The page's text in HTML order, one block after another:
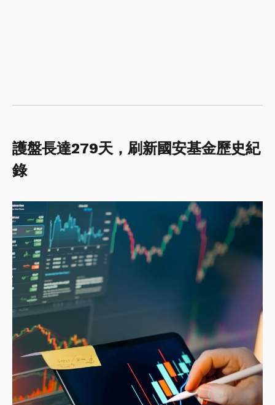
護盤長達279天，刷新國安基金歷史紀
錄